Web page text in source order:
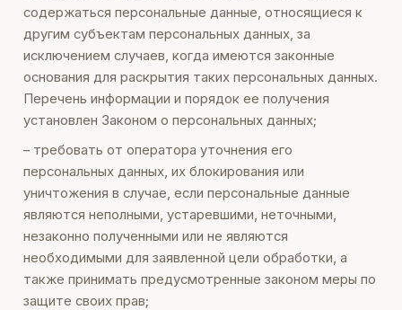
содержаться персональные данные, относящиеся к
другим субъектам персональных данных, за
исключением случаев, когда имеются законные
основания для раскрытия таких персональных данных.
Перечень информации и порядок ее получения
установлен Законом о персональных данных;
– требовать от оператора уточнения его
персональных данных, их блокирования или
уничтожения в случае, если персональные данные
являются неполными, устаревшими, неточными,
незаконно полученными или не являются
необходимыми для заявленной цели обработки, а
также принимать предусмотренные законом меры по
защите своих прав;